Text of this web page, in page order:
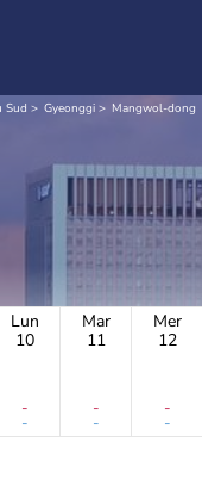
Sud Gyeonggi Mangwol-dong
Lun
10
-
-
Mar
11
-
-
Mer
12
-
-